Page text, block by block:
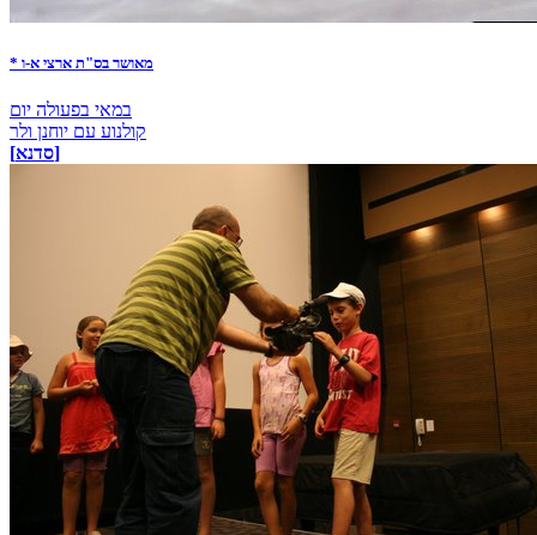
* מאושר בס"ת ארצי א-ו
במאי בפעולה יום
קולנוע עם יוחנן ולר
[סדנא]